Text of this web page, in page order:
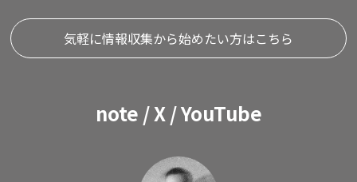
気軽に情報収集から始めたい方はこちら
note / X / YouTube